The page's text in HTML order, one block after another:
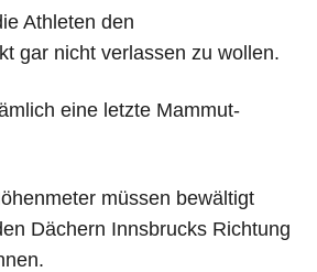
Athleten den
gar nicht verlassen zu wollen.
eine letzte Mammut-
müssen bewältigt
Dächern Innsbrucks Richtung